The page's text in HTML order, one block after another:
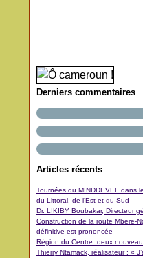
Derniers commentaires
Articles récents
Tournées du MINDDEVEL dans
du Littoral, de l’Est et du Sud
Dr. LIKIBY Boubakar, Directeur
Construction de la route Mbere-
définitive est prononcée
Région du Centre: deux
Thierry Ntamack, réalisateur : «